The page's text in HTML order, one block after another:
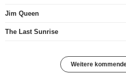
Jim Queen
The Last Sunrise
Weitere